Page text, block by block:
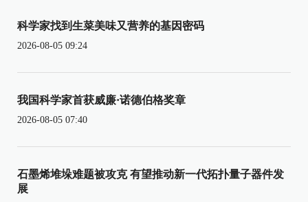
科学家找到生菜美味又营养的基因密码
2026-08-05 09:24
我国科学家首获威廉·诺德伯格奖章
2026-08-05 07:40
石墨烯堆垛难题被攻克 有望推动新一代拓扑量子器件发
展